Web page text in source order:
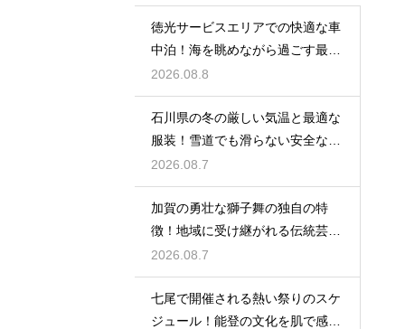
徳光サービスエリアでの快適な車
中泊！海を眺めながら過ごす最高
の朝時間
2026.08.8
石川県の冬の厳しい気温と最適な
服装！雪道でも滑らない安全な靴
の選び方
2026.08.7
加賀の勇壮な獅子舞の独自の特
徴！地域に受け継がれる伝統芸能
の迫力
2026.08.7
七尾で開催される熱い祭りのスケ
ジュール！能登の文化を肌で感じ